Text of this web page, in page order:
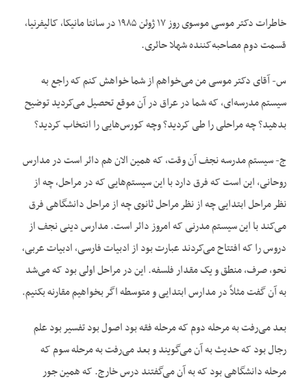
خاطرات دکتر موسی موسوی روز ۱۷ ژوئن ۱۹۸۵ در سانتا مانیکا، کالیفرنیا،
قسمت دوم مصاحبه‌‌کننده شهلا حائری.
س- آقای دکتر موسی من می‌خواهم از شما خواهش کنم که راجع به
سیستم مدرسه‌ای، که شما در عراق در آن موقع تحصیل می‌کردید توضیح
بدهید؟ چه مراحلی را طی کردید؟ وچه کورس‌هایی را انتخاب کردید؟
ج- سیستم مدرسه نجف آن وقت، که همین الان هم دائر است در مدارس
روحانی، این است که فرق دارد با این سیستم‌هایی که در مراحل، چه از
نظر مراحل ابتدایی چه از نظر مراحل ثانوی چه از مراحل دانشگاهی فرق
می‌کند با این سیستم مدرنی که امروز دائر است. مدارس دینی نجف از
دروس را که افتتاح می‌کردند عبارت بود از ادبیات فارسی، ادبیات عربی،
نحو، صرف، منطق و یک مقدار فلسفه. این در مراحل اولی بود که می‌شد
به آن گفت مثلاً در مدارس ابتدایی و متوسطه اگر بخواهیم مقارنه بکنیم.
بعد می‌رفت به مرحله دوم که مرحله فقه بود اصول بود تفسیر بود علم
رجال بود که حدیث به آن می‌گویند و بعد می‌رفت به مرحله سوم که
مرحله دانشگاهی بود که به آن می‌گفتند درس خارج. که همین جور